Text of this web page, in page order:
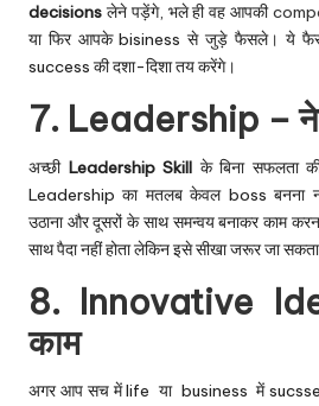
decisions लेने पड़ेंगे, भले ही वह आपकी
या फिर आपके bisiness से जुड़े फैसले। ये
success की दशा-दिशा तय करेंगे।
7. Leadership –
अच्छी Leadership Skill के बिना सफलता
Leadership का मतलब केवल boss बनना
उठाना और दूसरों के साथ समन्वय बनाकर काम
साथ पैदा नहीं होता लेकिन इसे सीखा जरूर जा
8. Innovative
काम
अगर आप सच में life या business में